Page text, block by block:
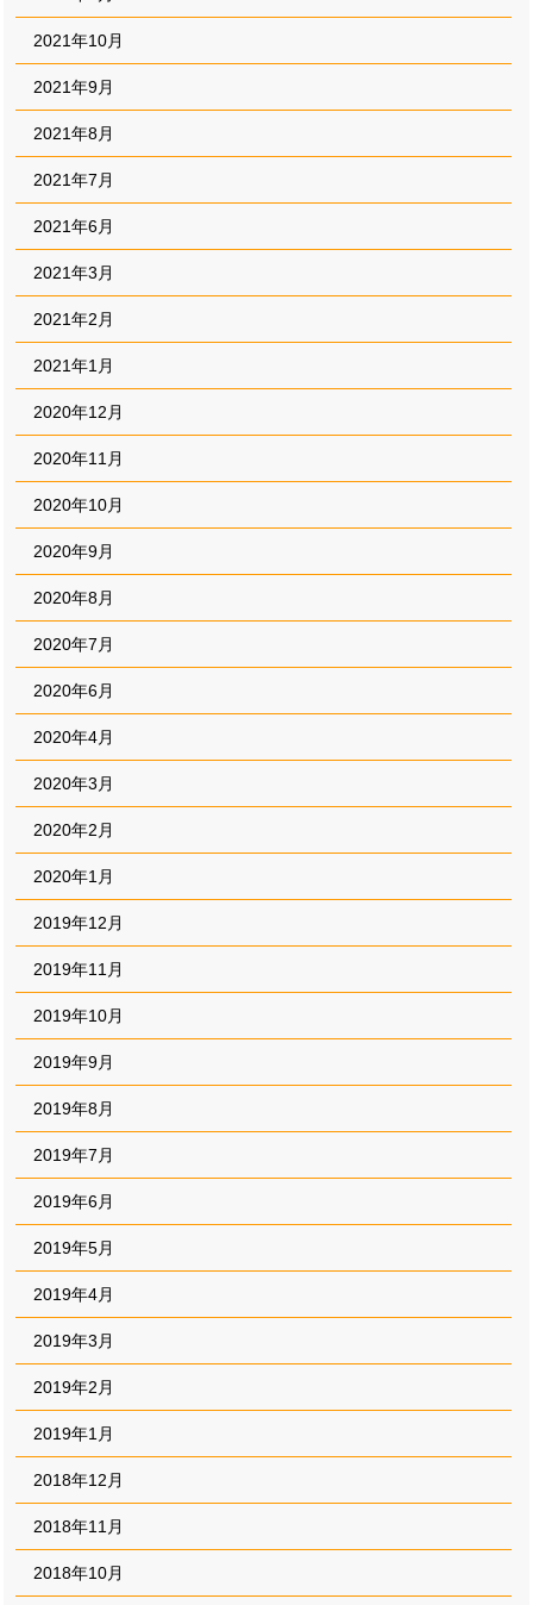
2021年10月
2021年9月
2021年8月
2021年7月
2021年6月
2021年3月
2021年2月
2021年1月
2020年12月
2020年11月
2020年10月
2020年9月
2020年8月
2020年7月
2020年6月
2020年4月
2020年3月
2020年2月
2020年1月
2019年12月
2019年11月
2019年10月
2019年9月
2019年8月
2019年7月
2019年6月
2019年5月
2019年4月
2019年3月
2019年2月
2019年1月
2018年12月
2018年11月
2018年10月